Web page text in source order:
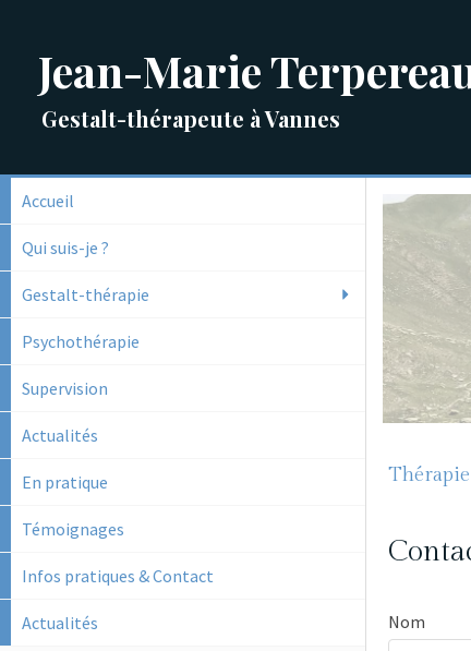
Jean-Marie
Gestalt-thérapeute à Vannes
Accueil
Qui suis-je ?
Gestalt-thérapie
Psychothérapie
Supervision
Actualités
En pratique
Témoignages
Infos pratiques & Contact
Actualités
Thérapie
Nom